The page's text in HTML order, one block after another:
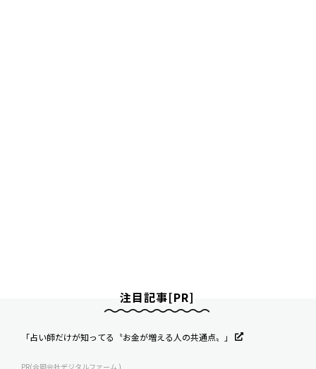
注目記事[PR]
「占い師だけが知ってる〝お金が増える人の共通点〟」
PR(合同会社デジタルファーム )